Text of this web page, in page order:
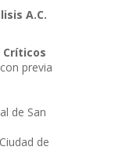
A.C.
previa
de San
de